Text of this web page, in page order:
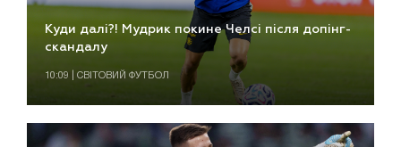
Куди далі?! Мудрик покине Челсі після допінг-
скандалу
10:09 | СВІТОВИЙ ФУТБОЛ